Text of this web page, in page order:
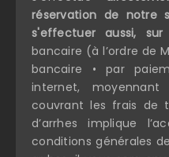
réservation de notre
s'effectuer aussi,
bancaire (à l’ordre de
bancaire • par
internet,
couvrant les frais de
d’arrhes implique
conditions générales